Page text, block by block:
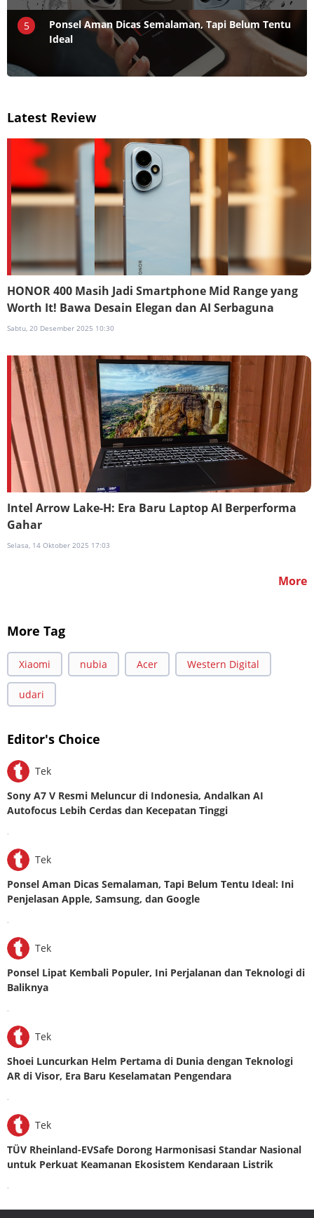
5
Ponsel Aman Dicas Semalaman, Tapi Belum Tentu
Ideal
Latest Review
HONOR 400 Masih Jadi Smartphone Mid Range yang
Worth It! Bawa Desain Elegan dan AI Serbaguna
Sabtu, 20 Desember 2025 10:30
Intel Arrow Lake-H: Era Baru Laptop AI Berperforma
Gahar
Selasa, 14 Oktober 2025 17:03
More
More Tag
Xiaomi nubia Acer Western Digital
udari
Editor's Choice
Tek
Sony A7 V Resmi Meluncur di Indonesia, Andalkan AI
Autofocus Lebih Cerdas dan Kecepatan Tinggi
.
Tek
Ponsel Aman Dicas Semalaman, Tapi Belum Tentu Ideal: Ini
Penjelasan Apple, Samsung, dan Google
.
Tek
Ponsel Lipat Kembali Populer, Ini Perjalanan dan Teknologi di
Baliknya
.
Tek
Shoei Luncurkan Helm Pertama di Dunia dengan Teknologi
AR di Visor, Era Baru Keselamatan Pengendara
.
Tek
TÜV Rheinland-EVSafe Dorong Harmonisasi Standar Nasional
untuk Perkuat Keamanan Ekosistem Kendaraan Listrik
.